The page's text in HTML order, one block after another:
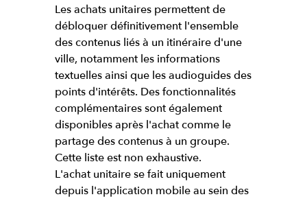
Les achats unitaires permettent de
débloquer définitivement l'ensemble
des contenus liés à un itinéraire d'une
ville, notamment les informations
textuelles ainsi que les audioguides des
points d'intérêts. Des fonctionnalités
complémentaires sont également
disponibles après l'achat comme le
partage des contenus à un groupe.
Cette liste est non exhaustive.
L'achat unitaire se fait uniquement
depuis l'application mobile au sein des